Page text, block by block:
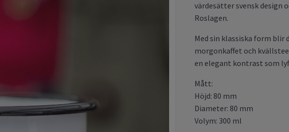
värdesätter svensk design
Roslagen.
Med sin klassiska form blir
morgonkaffet och
en elegant kontrast som
Mått:
Höjd: 80 mm
Diameter: 80 mm
Volym: 300 ml